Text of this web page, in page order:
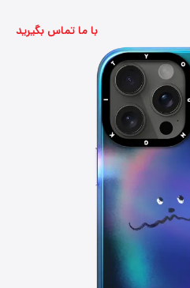
با ما تماس بگیرید